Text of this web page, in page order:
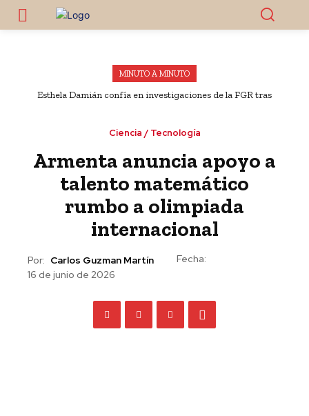
MINUTO A MINUTO
Esthela Damián confía en investigaciones de la FGR tras
Ciencia / Tecnología
Armenta anuncia apoyo a
talento matemático
rumbo a olimpiada
internacional
Por: Carlos Guzman Martín
Fecha:
16 de junio de 2026